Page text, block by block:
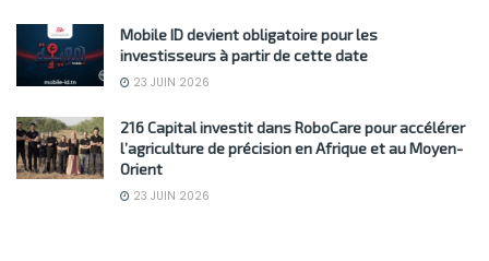
Mobile ID devient obligatoire pour les
investisseurs à partir de cette date
23 JUIN 2026
216 Capital investit dans RoboCare pour accélérer
l’agriculture de précision en Afrique et au Moyen-
Orient
23 JUIN 2026